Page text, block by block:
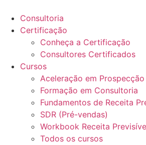
para
conteúdo
Consultoria
Certificação
Conheça a Certificação
Consultores Certificados
Cursos
Aceleração em
Formação em Consultoria
Fundamentos de Receita
SDR (Pré-vendas)
Workbook Receita
Todos os cursos